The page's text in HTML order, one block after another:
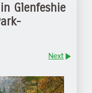
Glenfeshie
Next